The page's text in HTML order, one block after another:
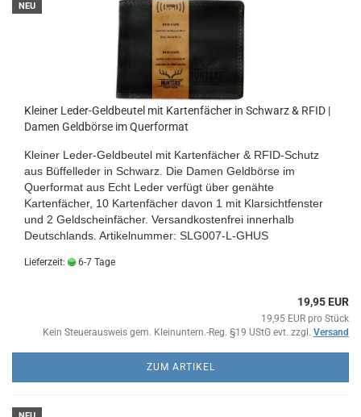
NEU
Kleiner Leder-Geldbeutel mit Kartenfächer in Schwarz & RFID |
Damen Geldbörse im Querformat
Kleiner Leder-Geldbeutel mit Kartenfächer & RFID-Schutz
aus Büffelleder in Schwarz. Die Damen Geldbörse im
Querformat aus Echt Leder verfügt über genähte
Kartenfächer, 10 Kartenfächer davon 1 mit Klarsichtfenster
und 2 Geldscheinfächer. Versandkostenfrei innerhalb
Deutschlands. Artikelnummer: SLG007-L-GHUS
Lieferzeit: 6-7 Tage
19,95 EUR
19,95 EUR pro Stück
Kein Steuerausweis gem. Kleinuntern.-Reg. §19 UStG evt. zzgl. Versand
ZUM ARTIKEL